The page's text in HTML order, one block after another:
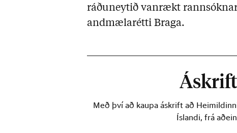
ráðuneytið vanrækt
andmælarétti Braga.
Með því að kaupa áskrift að
Íslandi, frá